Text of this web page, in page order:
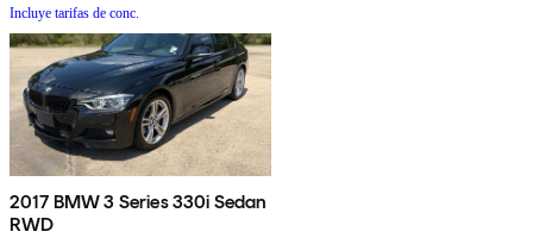
Incluye tarifas de conc.
2017 BMW 3 Series 330i Sedan
RWD